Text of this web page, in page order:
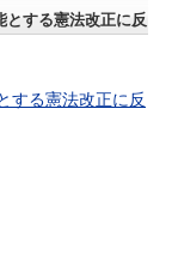
とする憲法改正に反
する憲法改正に反